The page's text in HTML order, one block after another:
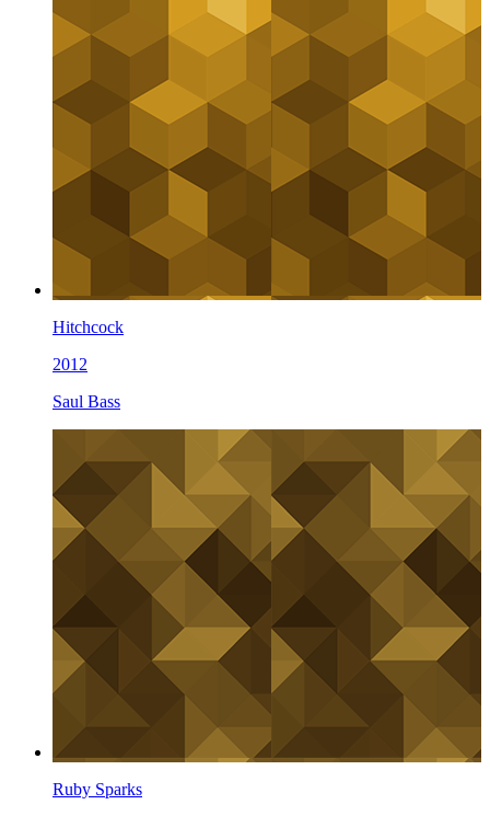
Hitchcock
2012
Saul Bass
Ruby Sparks